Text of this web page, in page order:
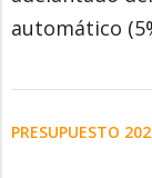
automático
PRESUPUESTO